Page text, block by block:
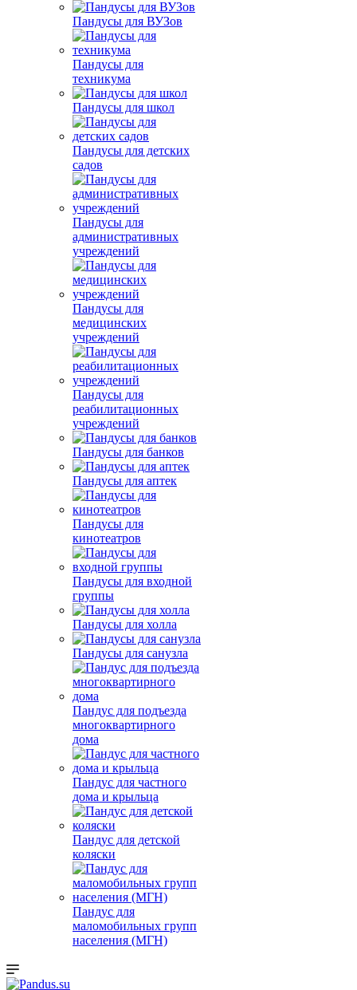
Пандусы для ВУЗов
Пандусы для
техникума
Пандусы для школ
Пандусы для детских
садов
Пандусы для
административных
учреждений
Пандусы для
медицинских
учреждений
Пандусы для
реабилитационных
учреждений
Пандусы для банков
Пандусы для аптек
Пандусы для
кинотеатров
Пандусы для входной
группы
Пандусы для холла
Пандусы для санузла
Пандус для подъезда
многоквартирного
дома
Пандус для частного
дома и крыльца
Пандус для детской
коляски
Пандус для
маломобильных групп
населения (МГН)